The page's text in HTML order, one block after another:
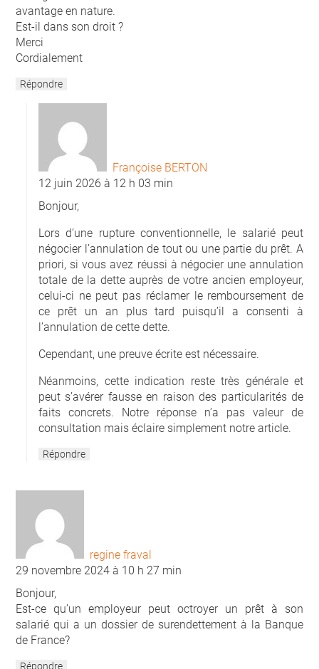
avantage en nature.
Est-il dans son droit ?
Merci
Cordialement
Répondre
Françoise BERTON
12 juin 2026 à 12 h 03 min
Bonjour,
Lors d’une rupture conventionnelle, le salarié peut
négocier l’annulation de tout ou une partie du prêt. A
priori, si vous avez réussi à négocier une annulation
totale de la dette auprès de votre ancien employeur,
celui-ci ne peut pas réclamer le remboursement de
ce prêt un an plus tard puisqu’il a consenti à
l’annulation de cette dette.
Cependant, une preuve écrite est nécessaire.
Néanmoins, cette indication reste très générale et
peut s’avérer fausse en raison des particularités de
faits concrets. Notre réponse n’a pas valeur de
consultation mais éclaire simplement notre article.
Répondre
regine fraval
29 novembre 2024 à 10 h 27 min
Bonjour,
Est-ce qu’un employeur peut octroyer un prêt à son
salarié qui a un dossier de surendettement à la Banque
de France?
Répondre